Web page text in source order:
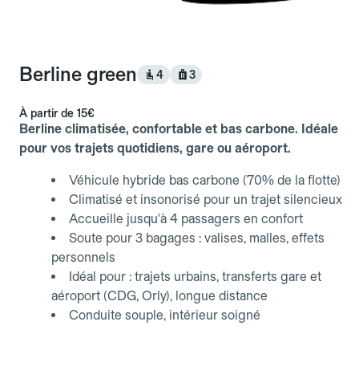
Berline green 4 3
À partir de 15€
Berline climatisée, confortable et bas carbone. Idéale
pour vos trajets quotidiens, gare ou aéroport.
Véhicule hybride bas carbone (70% de la flotte)
Climatisé et insonorisé pour un trajet silencieux
Accueille jusqu'à 4 passagers en confort
Soute pour 3 bagages : valises, malles, effets
personnels
Idéal pour : trajets urbains, transferts gare et
aéroport (CDG, Orly), longue distance
Conduite souple, intérieur soigné